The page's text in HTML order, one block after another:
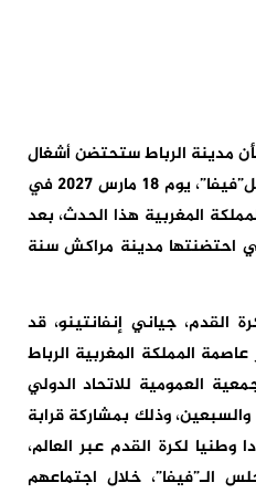
مدينة الرباط ستحتضن أشغال
الجمعية العمومية الانتخابية لل”فيفا”، يوم 18 مارس 2027 في
المغربية هذا الحدث، بعد
احتضنتها مدينة مراكش سنة
القدم، جياني إنفانتينو، قد
المملكة المغربية الرباط
العمومية للاتحاد الدولي
وذلك بمشاركة قرابة
يمثلون 211 اتحادا وطنيا لكرة القدم عبر العالم،
الـ”فيفا”، خلال اجتماعهم